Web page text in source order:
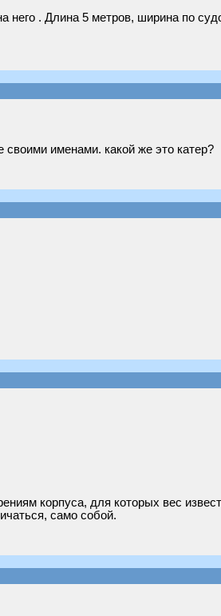
него . Длина 5 метров, ширина по
именами. какой же это катер?
корпуса, для которых вес
само собой.